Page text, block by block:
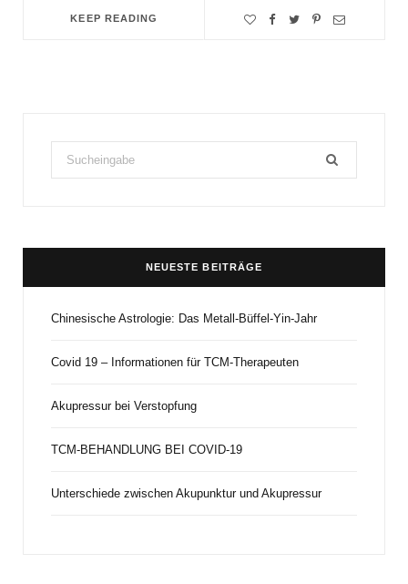
KEEP READING
Search
for:
NEUESTE BEITRÄGE
Chinesische Astrologie: Das Metall-Büffel-Yin-Jahr
Covid 19 – Informationen für TCM-Therapeuten
Akupressur bei Verstopfung
TCM-BEHANDLUNG BEI COVID-19
Unterschiede zwischen Akupunktur und Akupressur